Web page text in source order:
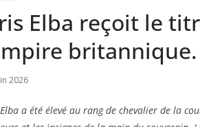
Elba reçoit le
britannique.
2026
a été élevé au rang de chevalier de la